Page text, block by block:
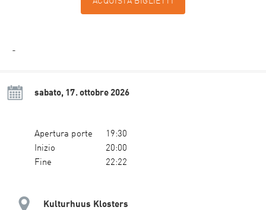
-
sabato, 17. ottobre 2026
Apertura porte
19:30
Inizio
20:00
Fine
22:22
Kulturhuus Klosters